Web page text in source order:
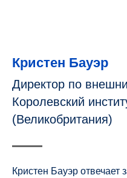
Кристен Бауэр
Директор по
Королевский
(Великобритания)
Кристен Бауэр